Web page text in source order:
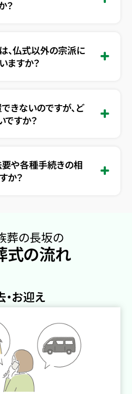
？
、仏式以外の宗派に
ますか？
きないのですが、ど
ですか？
や各種手続きの相
か？
葬の長坂の
式の流れ
・お迎え